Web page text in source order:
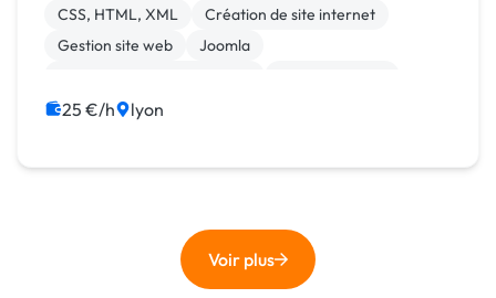
chez Com'activ (Lyon) Création web : étude fonct...
CSS, HTML, XML
Création de site internet
Gestion site web
Joomla
Spip
WordPress
25 €/h lyon
Voir plus